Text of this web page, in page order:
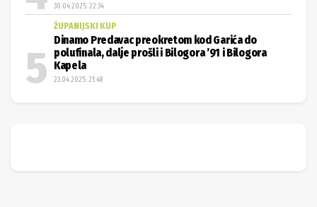
30.04.2025. 22:34
ŽUPANIJSKI KUP
Dinamo Predavac preokretom kod Garića do
polufinala, dalje prošli i Bilogora ’91 i Bilogora
Kapela
23.04.2025. 21:48